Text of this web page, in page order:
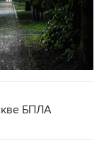
БПЛА